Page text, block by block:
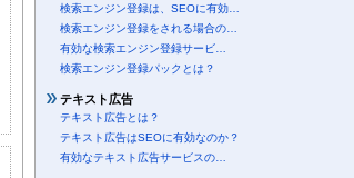
検索エンジン登録は、SEOに有効…
検索エンジン登録をされる場合の…
有効な検索エンジン登録サービ…
検索エンジン登録パックとは？
テキスト広告
テキスト広告とは？
テキスト広告はSEOに有効なのか？
有効なテキスト広告サービスの…